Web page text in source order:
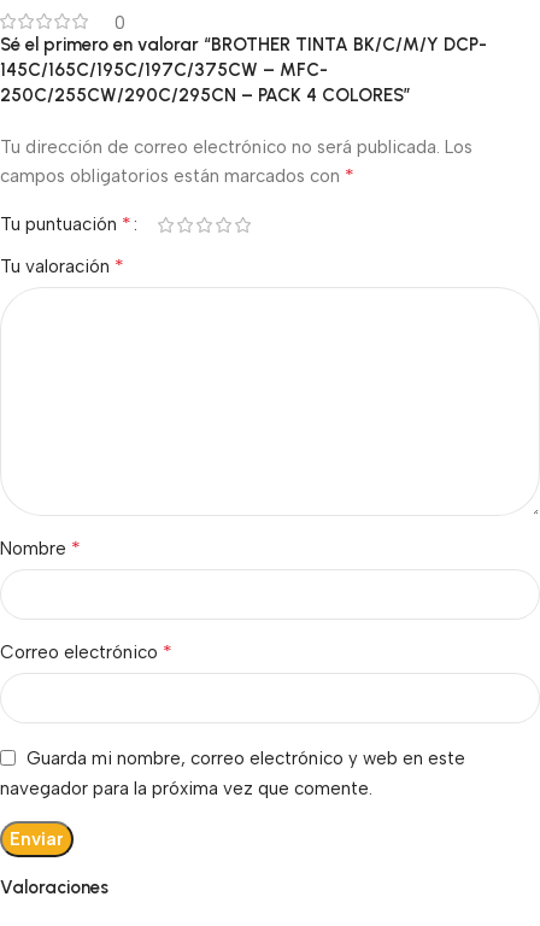
0
Valoraciones
Sé el primero en valorar “BROTHER TINTA BK/C/M/Y DCP-
145C/165C/195C/197C/375CW – MFC-
250C/255CW/290C/295CN – PACK 4 COLORES”
Tu dirección de correo electrónico no será publicada. Los
campos obligatorios están marcados con *
Tu puntuación *
Tu valoración *
Nombre *
Correo electrónico *
Guarda mi nombre, correo electrónico y web en este
navegador para la próxima vez que comente.